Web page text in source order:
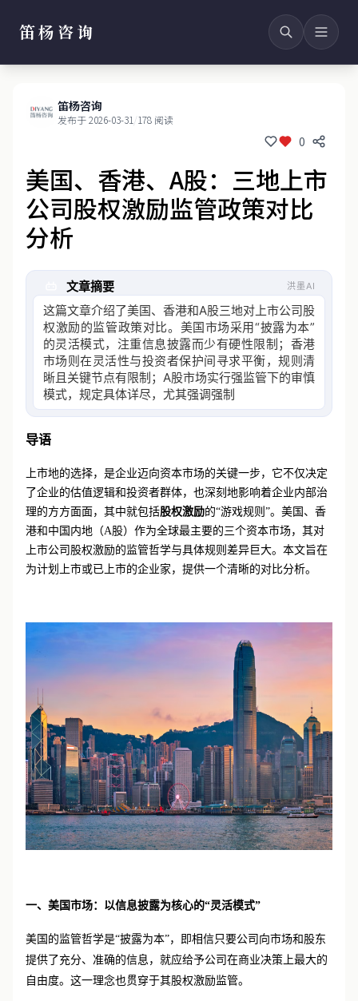
笛杨咨询
笛杨咨询
发布于 2026-03-31/178 阅读
0
美国、香港、A股：三地上市
公司股权激励监管政策对比
分析
文章摘要 洪墨AI
这篇文章介绍了美国、香港和A股三地对上市公司股
权激励的监管政策对比。美国市场采用“披露为本”
的灵活模式，注重信息披露而少有硬性限制；香港
市场则在灵活性与投资者保护间寻求平衡，规则清
晰且关键节点有限制；A股市场实行强监管下的审慎
模式，规定具体详尽，尤其强调强制性的业绩考核
要求，
上市地的选择，是企业迈向资本市场的关键一步，它不仅决定
了企业的估值逻辑和投资者群体，也深刻地影响着企业内部治
理的方方面面，其中就包括股权激励的“游戏规则”。美国、香
港和中国内地（A股）作为全球最主要的三个资本市场，其对
上市公司股权激励的监管哲学与具体规则差异巨大。本文旨在
美国的监管哲学是“披露为本”，即相信只要公司向市场和股东
提供了充分、准确的信息，就应给予公司在商业决策上最大的